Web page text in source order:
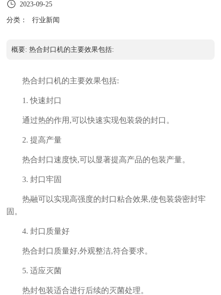
2023-09-25
分类： 行业新闻
概要: 热合封口机的主要效果包括:
热合封口机的主要效果包括:
1. 快速封口
通过热的作用,可以快速实现包装袋的封口。
2. 提高产量
热合封口速度快,可以显著提高产品的包装产量。
3. 封口牢固
热融可以实现高强度的封口粘合效果,使包装袋密封牢
固。
4. 封口质量好
热合封口质量好,外观整洁,符合要求。
5. 适应灭菌
热封包装适合进行后续的灭菌处理。